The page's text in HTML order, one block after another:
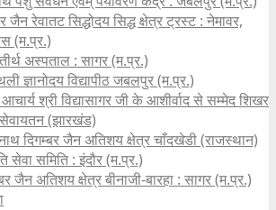
जैन रेवातट सिद्धोदय सिद्ध क्षेत्र ट्रस्ट : नेमावर,
(म.प्र.)
अस्पताल : सागर (म.प्र.)
ज्ञानोदय विद्यापीठ जबलपुर (म.प्र.)
श्री विद्यासागर जी के आशीर्वाद से सम्मेद शिखर
(झारखंड)
दिगम्बर जैन अतिशय क्षेत्र चाँदखेडी (राजस्थान)
सेवा समिति : इंदौर (म.प्र.)
जैन अतिशय क्षेत्र बीनाजी-बारहा : सागर (म.प्र.)